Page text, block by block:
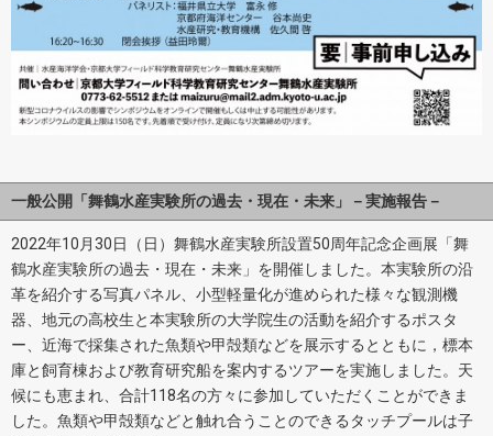
一般公開「舞鶴水産実験所の過去・現在・未来」－実施報告－
2022年10月30日（日）舞鶴水産実験所設置50周年記念企画展「舞
鶴水産実験所の過去・現在・未来」を開催しました。本実験所の沿
革を紹介する写真パネル、小型軽量化が進められた様々な観測機
器、地元の高校生と本実験所の大学院生の活動を紹介するポスタ
ー、近海で採集された魚類や甲殻類などを展示するとともに，標本
庫と飼育棟および教育研究船を案内するツアーを実施しました。天
候にも恵まれ、合計118名の方々に参加していただくことができま
した。魚類や甲殻類などと触れ合うことのできるタッチプールは子